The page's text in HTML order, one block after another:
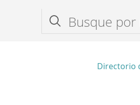
Directorio